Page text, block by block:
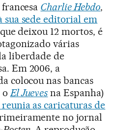
Charlie Hebdo,
sua sede editorial em
deixou 12 mortos, é
várias
liberdade de
Em 2006, a
colocou nas bancas
o El Jueves na Espanha)
reunia as caricaturas de
no jornal